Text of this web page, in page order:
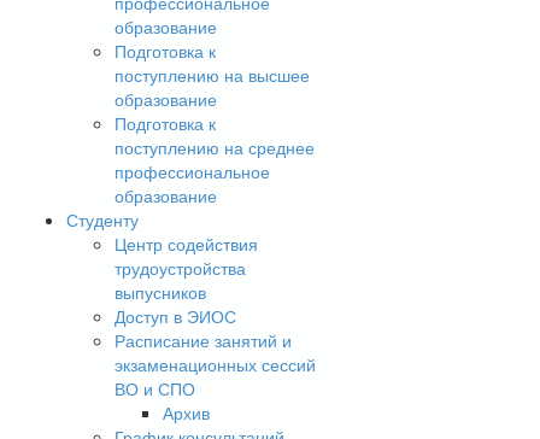
образование
Подготовка к
поступлению на высшее
образование
Подготовка к
поступлению на среднее
профессиональное
образование
Студенту
Центр содействия
трудоустройства
выпусников
Доступ в ЭИОС
Расписание занятий и
экзаменационных сессий
ВО и СПО
Архив